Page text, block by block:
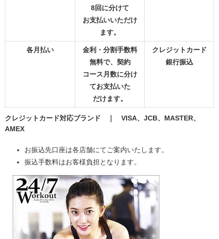
8回に分けて
お支払いいただけ
ます。
各月払い
金利・分割手数料
無料で、契約
コース月数に分け
てお支払いた
だけます。
クレジットカード
銀行振込
クレジットカード対応ブランド ｜ VISA、JCB、MASTER、
AMEX
お振込先口座は各店舗にてご案内いたします。
振込手数料はお客様負担となります。